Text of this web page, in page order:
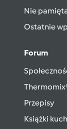
Nie
Ostatnie
Forum
Przepisy
Książki